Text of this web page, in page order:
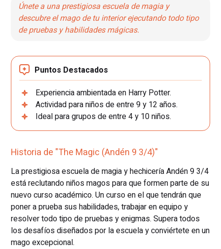
Únete a una prestigiosa escuela de magia y
descubre el mago de tu interior ejecutando todo tipo
de pruebas y habilidades mágicas.
Puntos Destacados
Experiencia ambientada en Harry Potter.
Actividad para niños de entre 9 y 12 años.
Ideal para grupos de entre 4 y 10 niños.
Historia de "The Magic (Andén 9 3/4)"
La prestigiosa escuela de magia y hechicería Andén 9 3/4
está reclutando niños magos para que formen parte de su
nuevo curso académico. Un curso en el que tendrán que
poner a prueba sus habilidades, trabajar en equipo y
resolver todo tipo de pruebas y enigmas. Supera todos
los desafíos diseñados por la escuela y conviértete en un
mago excepcional.